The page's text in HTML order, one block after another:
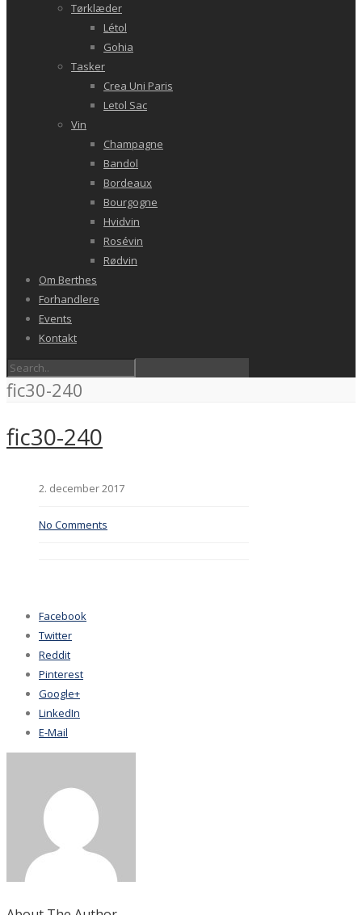
Tørklæder
Létol
Gohia
Tasker
Crea Uni Paris
Letol Sac
Vin
Champagne
Bandol
Bordeaux
Bourgogne
Hvidvin
Rosévin
Rødvin
Om Berthes
Forhandlere
Events
Kontakt
fic30-240
fic30-240
2. december 2017
No Comments
Facebook
Twitter
Reddit
Pinterest
Google+
LinkedIn
E-Mail